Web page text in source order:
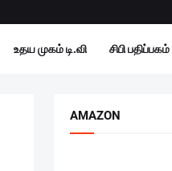
உதய முகம் டி.வி சிபி பதிப்பகம்
AMAZON